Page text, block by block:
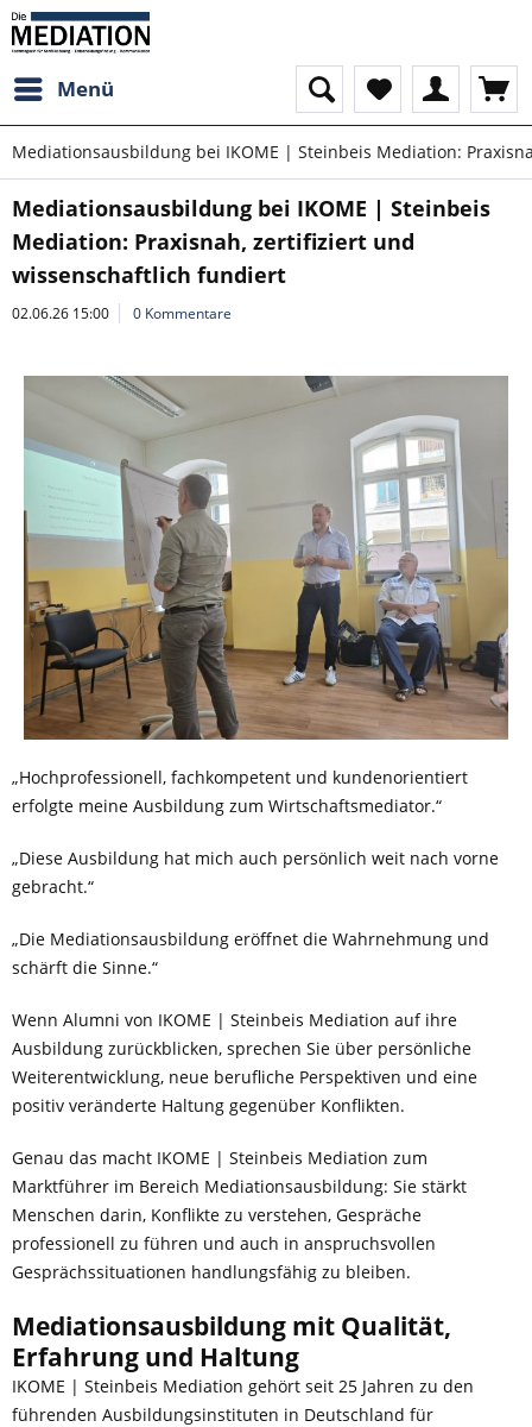
Menü
Mediationsausbildung bei IKOME | Steinbeis Mediation:
Mediationsausbildung bei IKOME | Steinbeis
Mediation: Praxisnah, zertifiziert und
wissenschaftlich fundiert
02.06.26 15:00 0 Kommentare
„Hochprofessionell, fachkompetent und kundenorientiert
erfolgte meine Ausbildung zum Wirtschaftsmediator.“
„Diese Ausbildung hat mich auch persönlich weit nach vorne
gebracht.“
„Die Mediationsausbildung eröffnet die Wahrnehmung und
schärft die Sinne.“
Wenn Alumni von IKOME | Steinbeis Mediation auf ihre
Ausbildung zurückblicken, sprechen Sie über persönliche
Weiterentwicklung, neue berufliche Perspektiven und eine
positiv veränderte Haltung gegenüber Konflikten.
Genau das macht IKOME | Steinbeis Mediation zum
Marktführer im Bereich Mediationsausbildung: Sie stärkt
Menschen darin, Konflikte zu verstehen, Gespräche
professionell zu führen und auch in anspruchsvollen
Gesprächssituationen handlungsfähig zu bleiben.
Mediationsausbildung mit Qualität,
Erfahrung und Haltung
IKOME | Steinbeis Mediation gehört seit 25 Jahren zu den
führenden Ausbildungsinstituten in Deutschland für